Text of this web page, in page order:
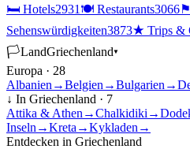
🛏 Hotels2931 🍽 Restaurants3066⚑
Sehenswürdigkeiten3873★ Trips &
🏳LandGriechenland▾
Europa · 28
Albanien →Belgien →Bulgarien →
↓ In Griechenland · 7
Attika & Athen →Chalkidiki →
Inseln →Kreta →Kykladen →
Entdecken in Griechenland